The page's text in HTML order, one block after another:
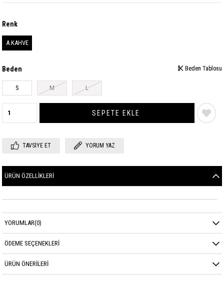
Renk
A.KAHVE
Beden
S M L
Beden Tablosu
Beden Tablosu
TAVSIYE ET YORUM YAZ
ÜRÜN ÖZELLIKLERI
YORUMLAR(0)
ÖDEME SEÇENEKLERI
ÜRÜN ÖNERILERI